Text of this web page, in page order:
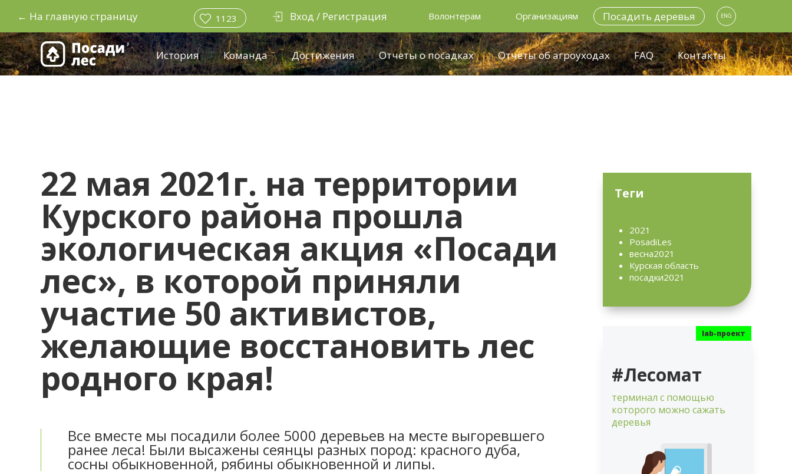
← На главную страницу 1123 Вход / Регистрация Волонтерам Организациям Посадить деревья ENG
История Команда Достижения Отчеты о посадках Отчёты об агроуходах FAQ Контакты
22 мая 2021г. на территории
Курского района прошла
экологическая акция «Посади
лес», в которой приняли
участие 50 активистов,
желающие восстановить лес
родного края!
Все вместе мы посадили более 5000 деревьев на месте выгоревшего
ранее леса! Были высажены сеянцы разных пород: красного дуба,
сосны обыкновенной, рябины обыкновенной и липы.
Теги
2021
PosadiLes
весна2021
Курская область
посадки2021
#Лесомат
терминал с помощью
которого можно сажать
деревья